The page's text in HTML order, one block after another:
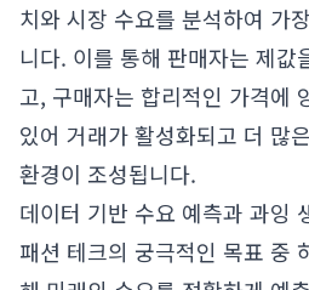
치와 시장 수요를 분석하여 가
니다. 이를 통해 판매자는 제값
고, 구매자는 합리적인 가격에
있어 거래가 활성화되고 더 많
환경이 조성됩니다.
데이터 기반 수요 예측과 과잉
패션 테크의 궁극적인 목표 중